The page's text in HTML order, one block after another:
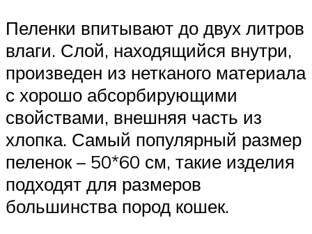
Пеленки впитывают до двух литров
влаги. Слой, находящийся внутри,
произведен из нетканого материала
с хорошо абсорбирующими
свойствами, внешняя часть из
хлопка. Самый популярный размер
пеленок – 50*60 см, такие изделия
подходят для размеров
большинства пород кошек.